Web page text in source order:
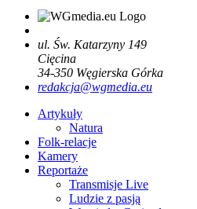
ul. Św. Katarzyny 149
Cięcina
34-350 Węgierska Górka
redakcja@wgmedia.eu
Artykuły
Natura
Folk-relacje
Kamery
Reportaże
Transmisje Live
Ludzie z pasją